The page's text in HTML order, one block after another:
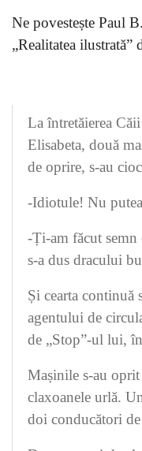
Ne povestește Paul
„Realitatea
La întretăierea
Elisabeta, două
de oprire, s-au
-Idiotule! Nu
-Ți-am făcut
s-a dus dracului
Și cearta
agentului de
de „Stop”-ul lui,
Mașinile s-au
claxoanele urlă.
doi conducători de